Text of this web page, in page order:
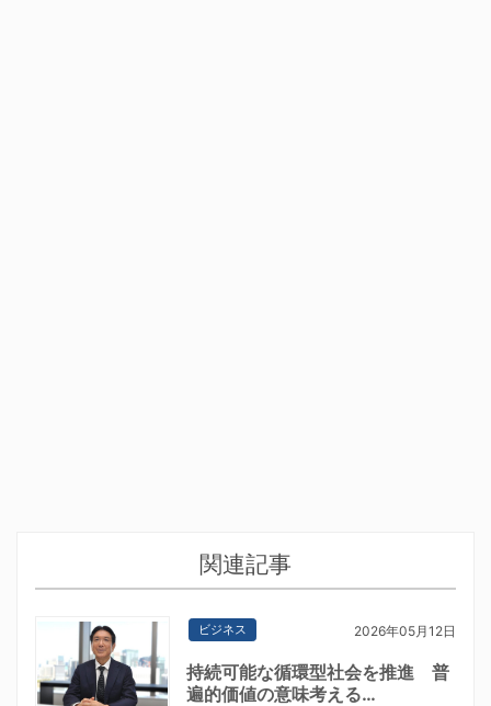
関連記事
ビジネス 2026年05月12日
持続可能な循環型社会を推進 普
遍的価値の意味考える…